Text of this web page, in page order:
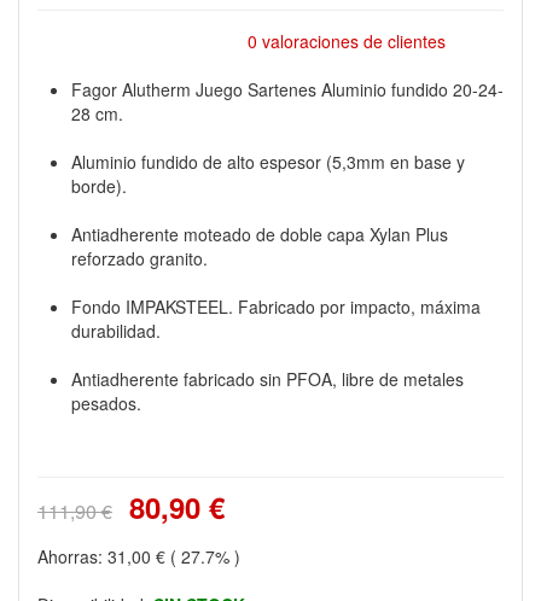
0 valoraciones de clientes
Fagor Alutherm Juego Sartenes Aluminio fundido 20-24-
28 cm.
Aluminio fundido de alto espesor (5,3mm en base y
borde).
Antiadherente moteado de doble capa Xylan Plus
reforzado granito.
Fondo IMPAKSTEEL. Fabricado por impacto, máxima
durabilidad.
Antiadherente fabricado sin PFOA, libre de metales
pesados.
111,90 € 80,90 €
Ahorras: 31,00 € ( 27.7% )